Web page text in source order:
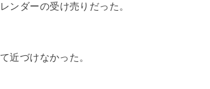
ンダーの受け売りだった。
近づけなかった。